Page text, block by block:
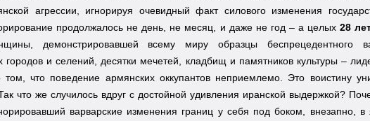
агрессии, игнорируя очевидный факт силового изменения
продолжалось не день, не месяц, и даже не год – а целых 28
демонстрировавшей всему миру образцы беспрецедентного
городов и селений, десятки мечетей, кладбищ и памятников культуры –
том, что поведение армянских оккупантов неприемлемо. Это воистину
что же случилось вдруг с достойной удивления иранской выдержкой?
варварские изменения границ у себя под боком, внезапно, в